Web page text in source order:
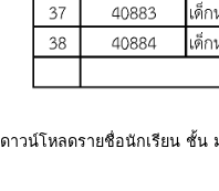
ดาวน์โหลดรายชื่อนักเรียน ชั้น